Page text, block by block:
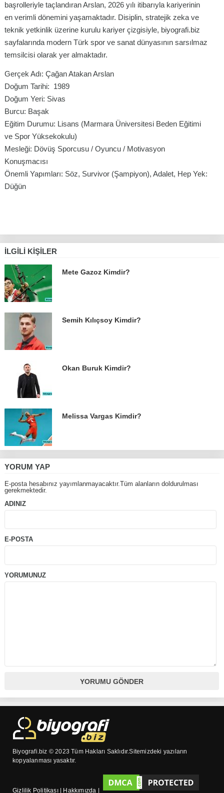
başrolleriyle taçlandıran Arslan, 2026 yılı itibarıyla kariyerinin
en verimli dönemini yaşamaktadır. Disiplin, stratejik zeka ve
teknik yetkinlik üzerine kurulu kariyer çizgisiyle, biyografi.biz
sayfalarında modern Türk spor ve sanat dünyasının sarsılmaz
temsilcisi olarak yer almaktadır.
Gerçek Adı: Çağan Atakan Arslan
Doğum Tarihi: 1989
Doğum Yeri: Sivas
Burcu: Başak
Eğitim Durumu: Lisans (Marmara Üniversitesi Beden Eğitimi
ve Spor Yüksekokulu)
Mesleği: Dövüş Sporcusu / Oyuncu / Motivasyon
Konuşmacısı
Önemli Yapımları: Söz, Survivor (Şampiyon), Adalet, Hep Yek:
Düğün
İLGILI KIŞILER
Mete Gazoz Kimdir?
Semih Kılıçsoy Kimdir?
Okan Buruk Kimdir?
Melissa Vargas Kimdir?
YORUM YAP
E-posta hesabınız yayımlanmayacaktır.Tüm alanların doldurulması
gerekmektedir.
ADINIZ
E-POSTA
YORUMUNUZ
Biyografi.biz © 2023 Tüm Hakları Saklıdır.Sitemizdeki yazıların
kopyalanması yasaktır.
Gizlilik Politikası| Hakkımızda